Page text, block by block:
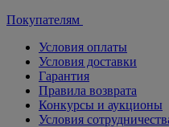
Покупателям
Условия оплаты
Условия доставки
Гарантия
Правила возврата
Конкурсы и аукционы
Условия